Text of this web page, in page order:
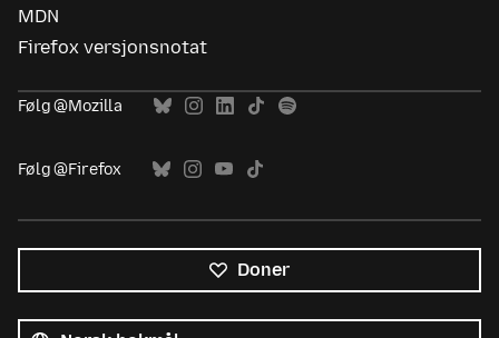
MDN
Firefox versjonsnotat
Følg @Mozilla
Følg @Firefox
Doner
språk
Språk